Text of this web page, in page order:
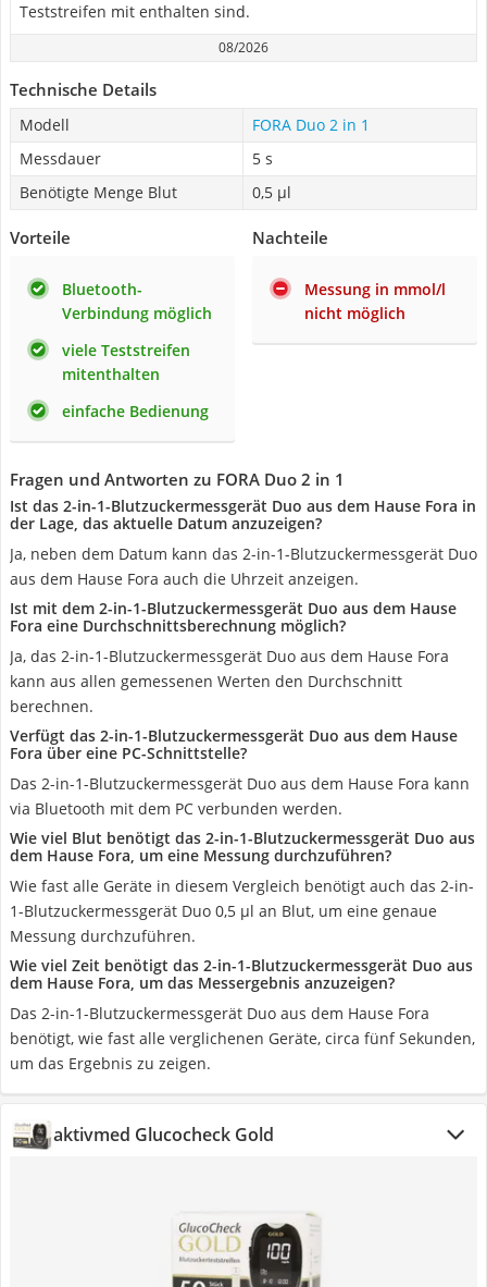
Teststreifen mit enthalten sind.
08/2026
Technische Details
Modell
FORA Duo 2 in 1
Messdauer
5 s
Benötigte Menge Blut
0,5 µl
Vorteile
Bluetooth-
Verbindung möglich
viele Teststreifen
mitenthalten
einfache Bedienung
Nachteile
Messung in mmol/l
nicht möglich
Fragen und Antworten zu FORA Duo 2 in 1
Ist das 2-in-1-Blutzuckermessgerät Duo aus dem Hause Fora in
der Lage, das aktuelle Datum anzuzeigen?
Ja, neben dem Datum kann das 2-in-1-Blutzuckermessgerät Duo
aus dem Hause Fora auch die Uhrzeit anzeigen.
Ist mit dem 2-in-1-Blutzuckermessgerät Duo aus dem Hause
Fora eine Durchschnittsberechnung möglich?
Ja, das 2-in-1-Blutzuckermessgerät Duo aus dem Hause Fora
kann aus allen gemessenen Werten den Durchschnitt
berechnen.
Verfügt das 2-in-1-Blutzuckermessgerät Duo aus dem Hause
Fora über eine PC-Schnittstelle?
Das 2-in-1-Blutzuckermessgerät Duo aus dem Hause Fora kann
via Bluetooth mit dem PC verbunden werden.
Wie viel Blut benötigt das 2-in-1-Blutzuckermessgerät Duo aus
dem Hause Fora, um eine Messung durchzuführen?
Wie fast alle Geräte in diesem Vergleich benötigt auch das 2-in-
1-Blutzuckermessgerät Duo 0,5 µl an Blut, um eine genaue
Messung durchzuführen.
Wie viel Zeit benötigt das 2-in-1-Blutzuckermessgerät Duo aus
dem Hause Fora, um das Messergebnis anzuzeigen?
Das 2-in-1-Blutzuckermessgerät Duo aus dem Hause Fora
benötigt, wie fast alle verglichenen Geräte, circa fünf Sekunden,
um das Ergebnis zu zeigen.
aktivmed Glucocheck Gold